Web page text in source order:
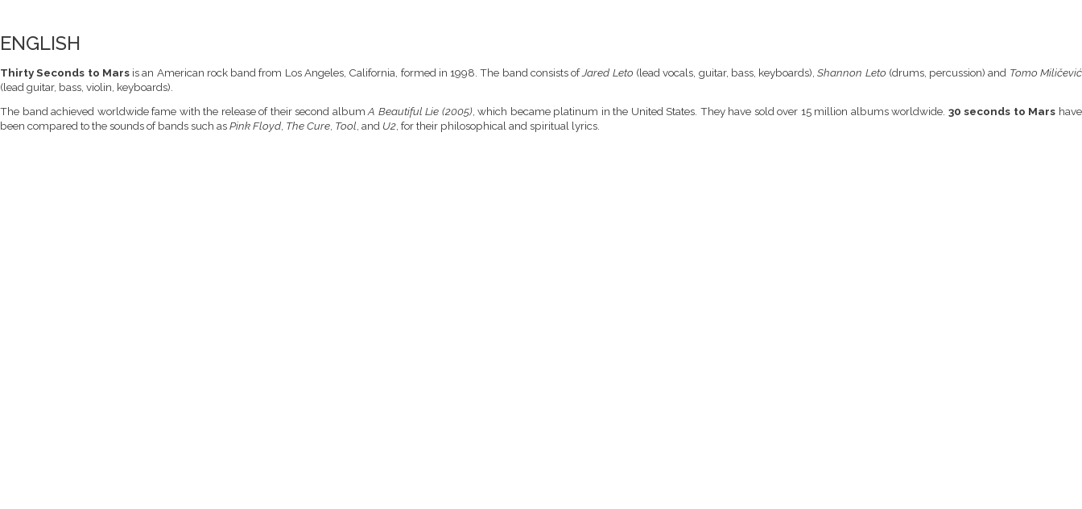
ENGLISH
Thirty Seconds to Marsis an American rock band from Los Angeles, California, formed in 1998. The band consists of Jared Leto (lead vocals, guitar, bass, keyboards),Shannon Leto (drums, percussion) and Tomo Miličević
(lead guitar, bass, violin, keyboards).
The band achieved worldwide fame with the release of their second albumA Beautiful Lie (2005), which became platinum in the United States. They have sold over 15 million albums worldwide. 30 seconds to Mars have
been compared to the sounds of bands such asPink Floyd, The Cure, Tool, and U2, for their philosophical and spiritual lyrics.